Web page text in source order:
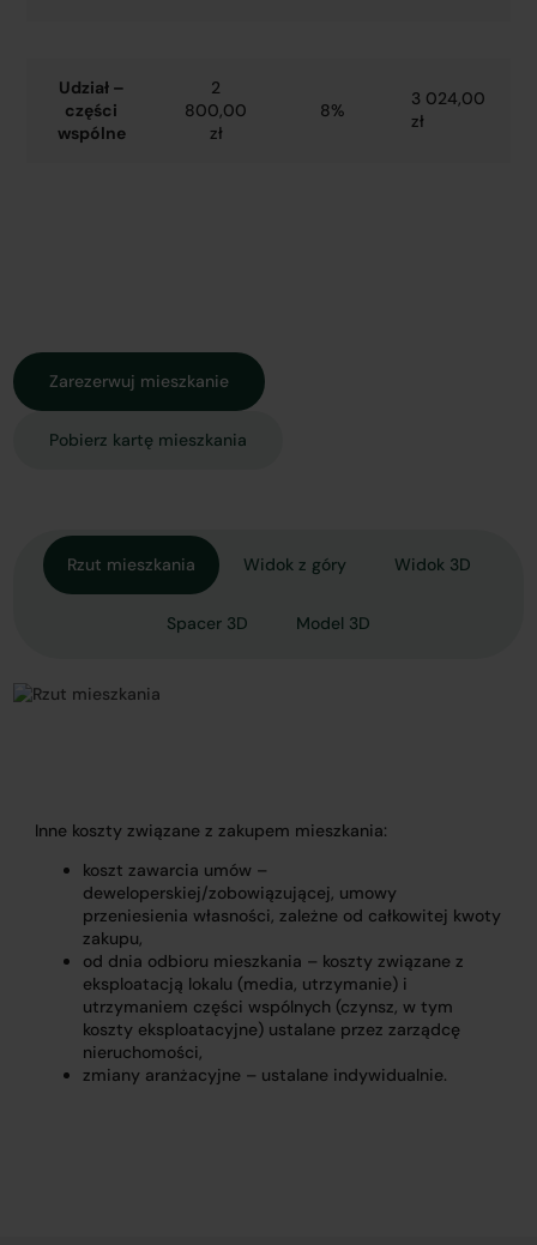
Rzut mieszkania Widok z góry Widok 3D
Spacer 3D Model 3D
Inne koszty związane z zakupem mieszkania:
koszt zawarcia umów –
deweloperskiej/zobowiązującej, umowy
przeniesienia własności, zależne od całkowitej kwoty
zakupu,
od dnia odbioru mieszkania – koszty związane z
eksploatacją lokalu (media, utrzymanie) i
utrzymaniem części wspólnych (czynsz, w tym
koszty eksploatacyjne) ustalane przez zarządcę
nieruchomości,
zmiany aranżacyjne – ustalane indywidualnie.
Udział –
części
wspólne
2
800,00
zł
8%
3 024,00
zł
Zarezerwuj mieszkanie
Pobierz kartę mieszkania